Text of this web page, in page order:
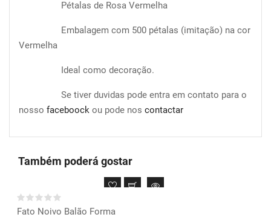
Pétalas de Rosa Vermelha
Embalagem com 500 pétalas (imitação) na cor
Vermelha
Ideal como decoração.
Se tiver duvidas pode entra em contato para o
nosso faceboock ou pode nos contactar
Também poderá gostar
Fato Noivo Balão Forma